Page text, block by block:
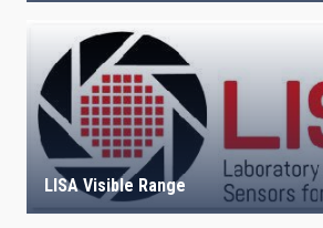
LISA Visible Range